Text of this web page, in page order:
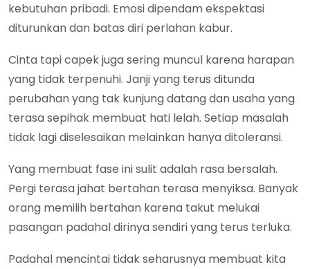
kebutuhan pribadi. Emosi dipendam ekspektasi
diturunkan dan batas diri perlahan kabur.
Cinta tapi capek juga sering muncul karena harapan
yang tidak terpenuhi. Janji yang terus ditunda
perubahan yang tak kunjung datang dan usaha yang
terasa sepihak membuat hati lelah. Setiap masalah
tidak lagi diselesaikan melainkan hanya ditoleransi.
Yang membuat fase ini sulit adalah rasa bersalah.
Pergi terasa jahat bertahan terasa menyiksa. Banyak
orang memilih bertahan karena takut melukai
pasangan padahal dirinya sendiri yang terus terluka.
Padahal mencintai tidak seharusnya membuat kita